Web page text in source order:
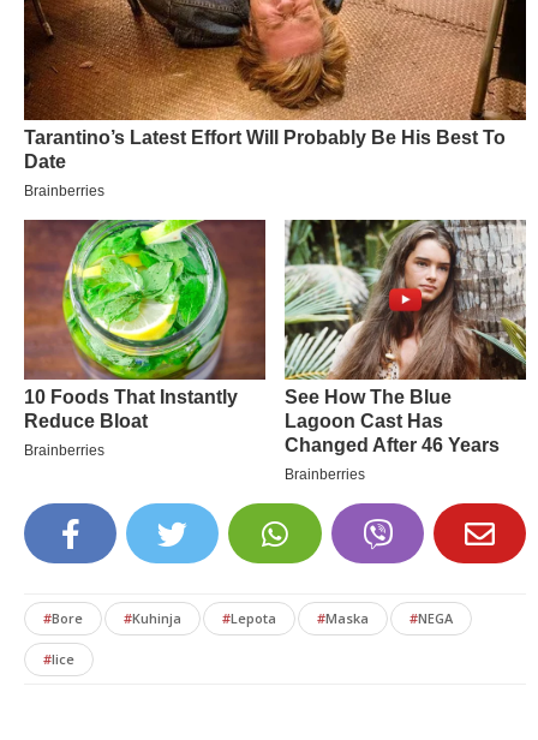
#Bore #Kuhinja #Lepota #Maska #NEGA
#lice